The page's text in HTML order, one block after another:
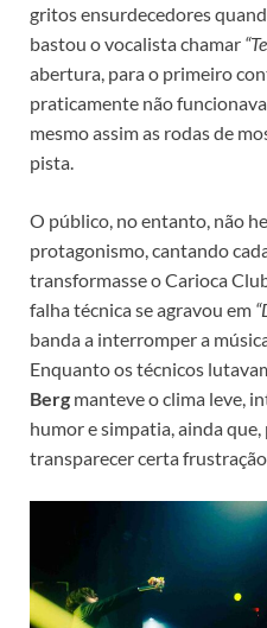
gritos ensurdecedores
bastou o vocalista chamar
abertura, para o primeiro
praticamente não
mesmo assim as rodas de
pista.
O público, no entanto, não
protagonismo, cantando
transformasse o Carioca
falha técnica se agravou em
banda a interromper a
Enquanto os técnicos
Berg manteve o clima leve,
humor e simpatia, ainda
transparecer certa